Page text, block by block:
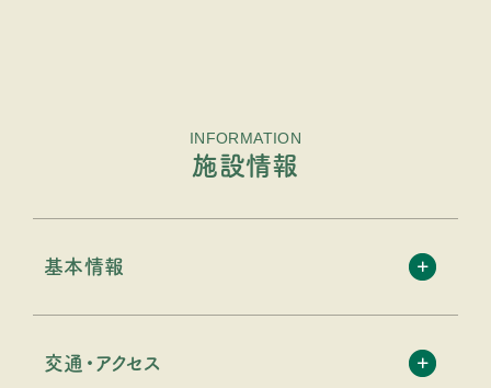
INFORMATION
施設情報
基本情報
交通・アクセス